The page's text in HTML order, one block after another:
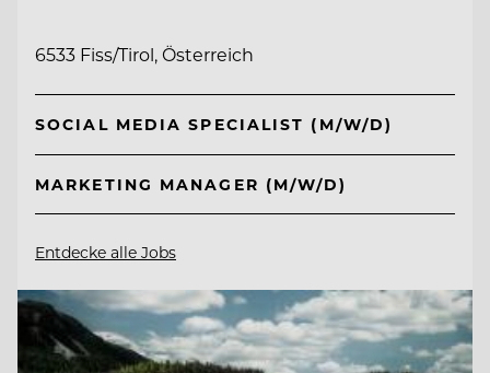
6533 Fiss/Tirol, Österreich
SOCIAL MEDIA SPECIALIST (M/W/D)
MARKETING MANAGER (M/W/D)
Entdecke alle Jobs